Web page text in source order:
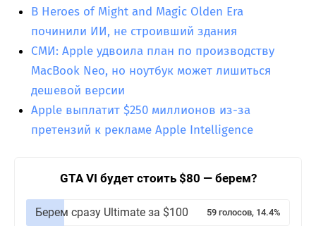
В Heroes of Might and Magic Olden Era
починили ИИ, не строивший здания
СМИ: Apple удвоила план по производству
MacBook Neo, но ноутбук может лишиться
дешевой версии
Apple выплатит $250 миллионов из-за
претензий к рекламе Apple Intelligence
GTA VI будет стоить $80 — берем?
Берем сразу Ultimate за $100 59 голосов, 14.4%